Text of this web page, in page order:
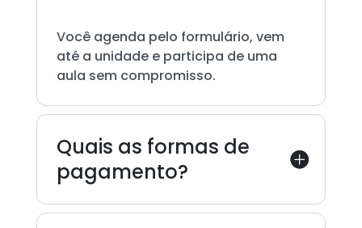
Você agenda pelo formulário, vem
até a unidade e participa de uma
aula sem compromisso.
Quais as formas de
pagamento?